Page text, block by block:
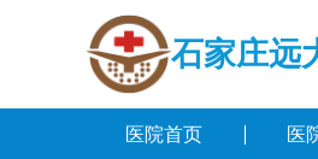
石家庄远
医院首页 医